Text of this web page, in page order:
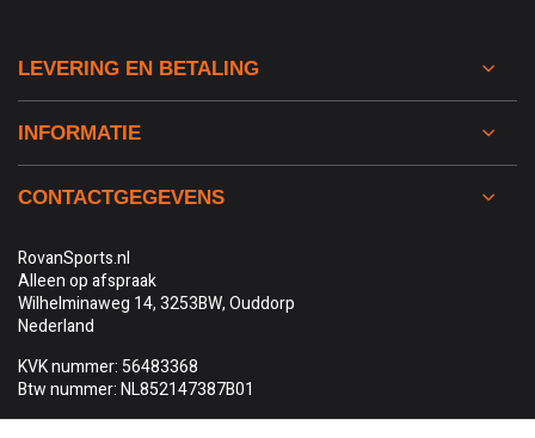
LEVERING EN BETALING
INFORMATIE
CONTACTGEGEVENS
RovanSports.nl
Alleen op afspraak
Wilhelminaweg 14, 3253BW, Ouddorp
Nederland
KVK nummer: 56483368
Btw nummer: NL852147387B01